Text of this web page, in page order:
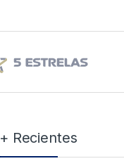
+ Recientes